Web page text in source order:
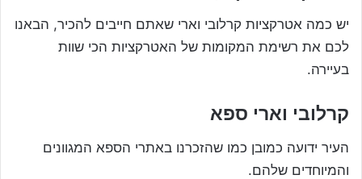
יש כמה אטרקציות קרלובי וארי שאתם חייבים להכיר, הבאנו
לכם את רשימת המקומות של האטרקציות הכי שוות
בעיירה.
קרלובי וארי ספא
העיר ידועה כמובן כמו שהזכרנו באתרי הספא המגוונים
והמיוחדים שלהם.